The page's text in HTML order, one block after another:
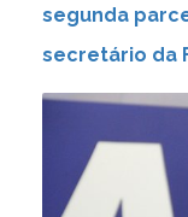
segunda
secretário da